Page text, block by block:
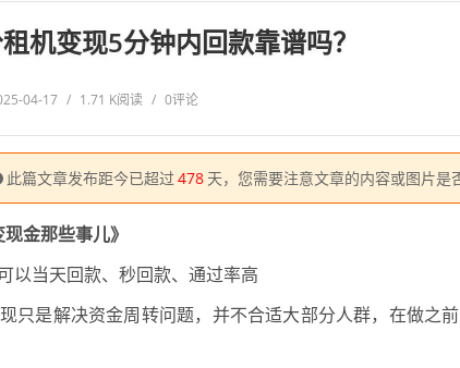
机变现5分钟内回款靠谱吗？
04-17 / 1.71 K阅读 / 0评论
此篇文章发布距今已超过 478 天，您需要注意文章的内容或图片是
金那些事儿》
当天回款、秒回款、通过率高
是解决资金周转问题，并不合适大部分人群，在做之